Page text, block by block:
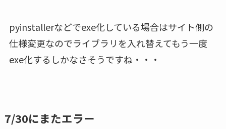
pyinstallerなどでexe化している場合はサイト側の
仕様変更なのでライブラリを入れ替えてもう一度
exe化するしかなさそうですね・・・
7/30にまたエラー